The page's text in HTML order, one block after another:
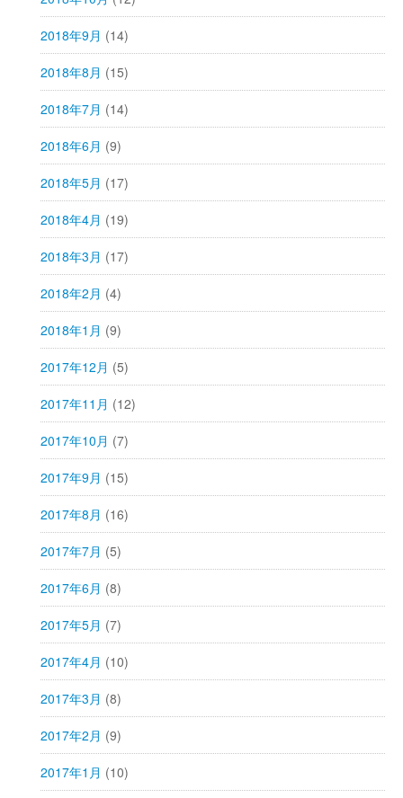
2018年9月 (14)
2018年8月 (15)
2018年7月 (14)
2018年6月 (9)
2018年5月 (17)
2018年4月 (19)
2018年3月 (17)
2018年2月 (4)
2018年1月 (9)
2017年12月 (5)
2017年11月 (12)
2017年10月 (7)
2017年9月 (15)
2017年8月 (16)
2017年7月 (5)
2017年6月 (8)
2017年5月 (7)
2017年4月 (10)
2017年3月 (8)
2017年2月 (9)
2017年1月 (10)